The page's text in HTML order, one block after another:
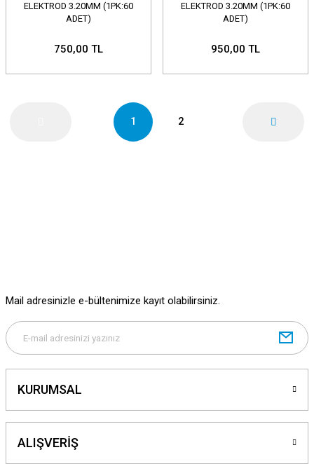
ELEKTROD 3.20MM (1PK:60
ADET)
750,00 TL
ELEKTROD 3.20MM (1PK:60
ADET)
950,00 TL
1 2
Mail adresinizle e-bültenimize kayıt olabilirsiniz.
KURUMSAL
ALIŞVERİŞ